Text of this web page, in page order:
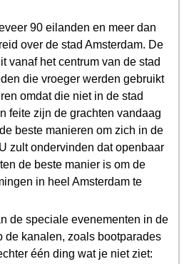
90 eilanden en meer dan
over de stad Amsterdam. De
vanaf het centrum van de stad
die vroeger werden gebruikt
omdat die niet in de stad
feite zijn de grachten vandaag
beste manieren om zich in de
zult ondervinden dat openbaar
de beste manier is om de
in heel Amsterdam te
de speciale evenementen in de
de kanalen, zoals bootparades
één ding wat je niet ziet: